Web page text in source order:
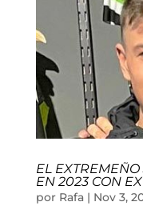
Suspensión
Manillares
Frenos
Transmisión
Bombas
Portabidones
Varios
Calcetines
Varios
Outlet
EL
EN 2023 CON
por Rafa| Nov 3,